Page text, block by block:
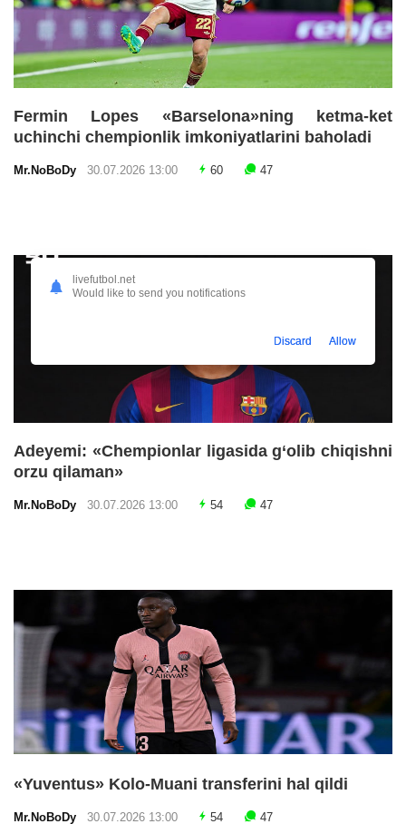
Fermin Lopes «Barselona»ning ketma-ket
uchinchi chempionlik imkoniyatlarini baholadi
Mr.NoBoDy 30.07.2026 13:00 60 47
Adeyemi: «Chempionlar ligasida g‘olib chiqishni
orzu qilaman»
Mr.NoBoDy 30.07.2026 13:00 54 47
«Yuventus» Kolo-Muani transferini hal qildi
Mr.NoBoDy 30.07.2026 13:00 54 47
livefutbol.net
Would like to send you notifications
Discard Allow